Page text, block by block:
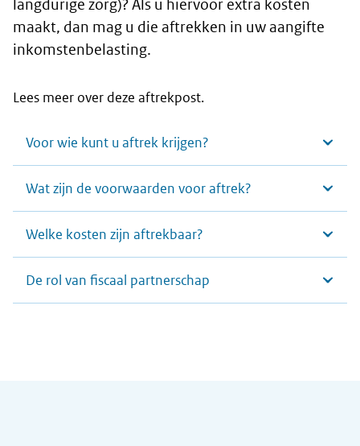
langdurige zorg)? Als u hiervoor extra kosten
maakt, dan mag u die aftrekken in uw aangifte
inkomstenbelasting.
Lees meer over deze aftrekpost.
Voor wie kunt u aftrek krijgen?
Wat zijn de voorwaarden voor aftrek?
Welke kosten zijn aftrekbaar?
De rol van fiscaal partnerschap